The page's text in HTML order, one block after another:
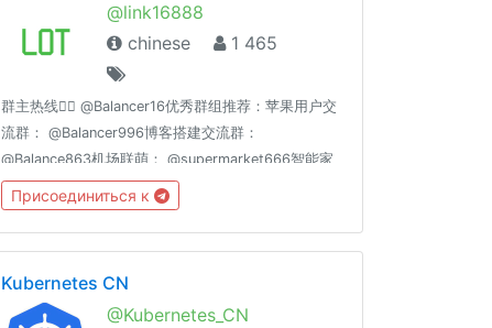
@link16888
chinese
1 465
群主热线👉🏻 @Balancer16优秀群组推荐：苹果用户交
流群： @Balancer996博客搭建交流群：
@Balance863机场联萌： @supermarket666智能家
居交流群：
@homeassiant666MacOS/Hackintosh：
@justice996分享沉淀： @theguideoftelegram
Присоединиться к
Kubernetes CN
@Kubernetes_CN